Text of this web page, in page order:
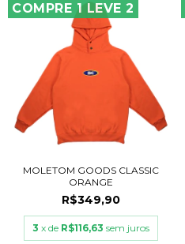
COMPRE 1 LEVE 2
MOLETOM GOODS CLASSIC
ORANGE
R$349,90
3 x de R$116,63 sem juros